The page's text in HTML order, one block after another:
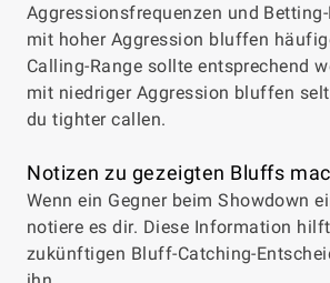
Aggressionsfrequenzen und
mit hoher Aggression bluffen
Calling-Range sollte entsprechend
mit niedriger Aggression bluffen
du tighter callen.
Notizen zu gezeigten Bluffs
Wenn ein Gegner beim Showdown
notiere es dir. Diese Information
zukünftigen Bluff-Catching-